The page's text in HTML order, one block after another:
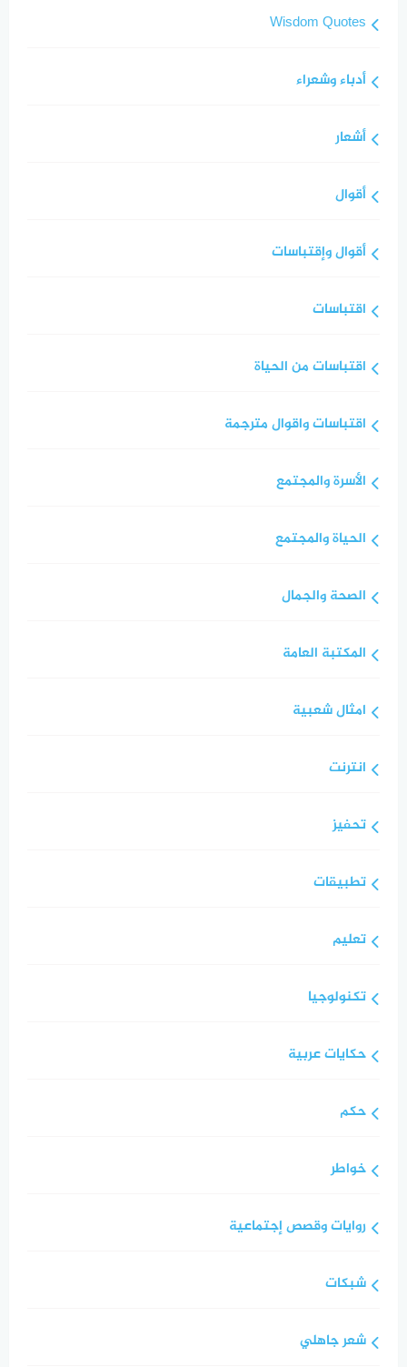
Wisdom Quotes
أدباء وشعراء
أشعار
أقوال
أقوال وإقتباسات
اقتباسات
اقتباسات من الحياة
اقتباسات واقوال مترجمة
الأسرة والمجتمع
الحياة والمجتمع
الصحة والجمال
المكتبة العامة
امثال شعبية
انترنت
تحفيز
تطبيقات
تعليم
تكنولوجيا
حكايات عربية
حكم
خواطر
روايات وقصص إجتماعية
شبكات
شعر جاهلي